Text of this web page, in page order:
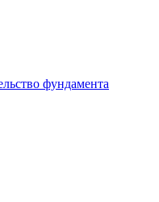
фундамента